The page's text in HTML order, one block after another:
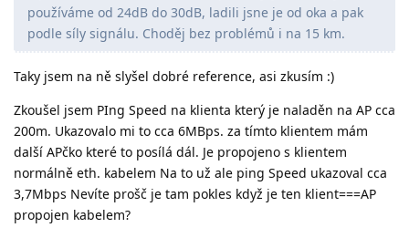
používáme od 24dB do 30dB, ladili jsne je od oka a pak
podle síly signálu. Choděj bez problémů i na 15 km.
Taky jsem na ně slyšel dobré reference, asi zkusím :)
Zkoušel jsem PIng Speed na klienta který je naladěn na AP cca
200m. Ukazovalo mi to cca 6MBps. za tímto klientem mám
další APčko které to posílá dál. Je propojeno s klientem
normálně eth. kabelem Na to už ale ping Speed ukazoval cca
3,7Mbps Nevíte prošč je tam pokles když je ten klient===AP
propojen kabelem?